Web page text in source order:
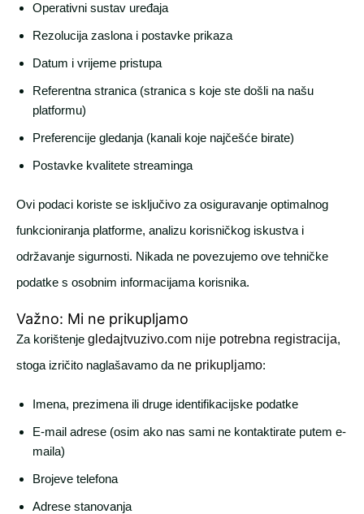
Operativni sustav uređaja
Rezolucija zaslona i postavke prikaza
Datum i vrijeme pristupa
Referentna stranica (stranica s koje ste došli na našu
platformu)
Preferencije gledanja (kanali koje najčešće birate)
Postavke kvalitete streaminga
Ovi podaci koriste se isključivo za osiguravanje optimalnog
funkcioniranja platforme, analizu korisničkog iskustva i
održavanje sigurnosti. Nikada ne povezujemo ove tehničke
podatke s osobnim informacijama korisnika.
Važno: Mi ne prikupljamo
Za korištenje gledajtvuzivo.com nije potrebna registracija,
stoga izričito naglašavamo da ne prikupljamo:
Imena, prezimena ili druge identifikacijske podatke
E-mail adrese (osim ako nas sami ne kontaktirate putem e-
maila)
Brojeve telefona
Adrese stanovanja